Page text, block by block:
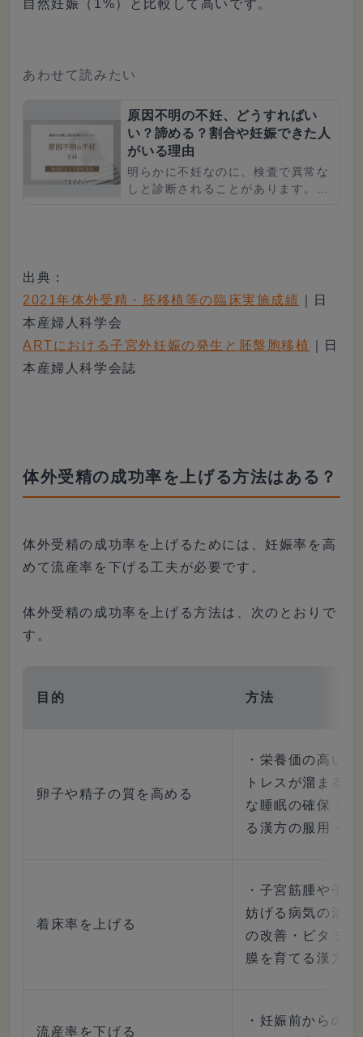
自然妊娠（1%）と比較して高いです。
あわせて読みたい
原因不明の不妊、どうすればい
い？諦める？割合や妊娠できた人
がいる理由
明らかに不妊なのに、検査で異常な
しと診断されることがあります。な
出典：
2021年体外受精・胚移植等の臨床実施成績 ｜日
本産婦人科学会
ARTにおける子宮外妊娠の発生と胚盤胞移植
｜日
本産婦人科学会誌
体外受精の成功率を上げる方法はある？
体外受精の成功率を上げるためには、妊娠率を高
めて流産率を下げる工夫が必要です。
体外受精の成功率を上げる方法は、次のとおりで
す。
目的 方法
卵子や精子の質を高める
・栄養価の高い
トレスが溜まる
な睡眠の確保・
る漢方の服用・
着床率を上げる
・子宮筋腫や子
妨げる病気の治
の改善・ビタミ
膜を育てる漢方の
流産率を下げる
・妊娠前からの